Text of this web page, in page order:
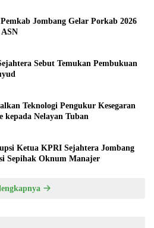
Jombang Gelar Porkab 2026
Sebut Temukan Pembukuan
Teknologi Pengukur Kesegaran
kepada Nelayan Tuban
Ketua KPRI Sejahtera Jombang
Sepihak Oknum Manajer